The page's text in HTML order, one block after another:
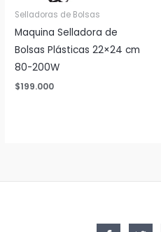
Selladoras de Bolsas
Maquina Selladora de
Bolsas Plásticas 22×24 cm
80-200W
$199.000